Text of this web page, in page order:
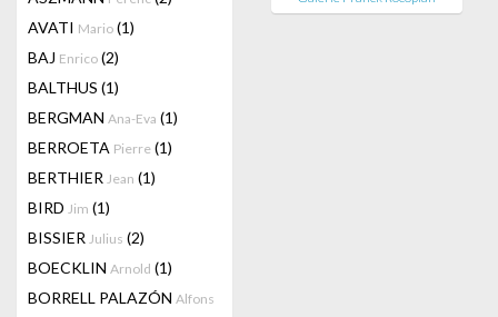
AVATI Mario (1)
BAJ Enrico (2)
BALTHUS (1)
BERGMAN Ana-Eva (1)
BERROETA Pierre (1)
BERTHIER Jean (1)
BIRD Jim (1)
BISSIER Julius (2)
BOECKLIN Arnold (1)
BORRELL PALAZÓN Alfons